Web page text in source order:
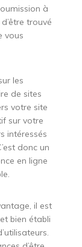
à
trouvé
vous
les
de sites
votre site
sur votre
intéressés
donc un
en ligne
il est
bien établi